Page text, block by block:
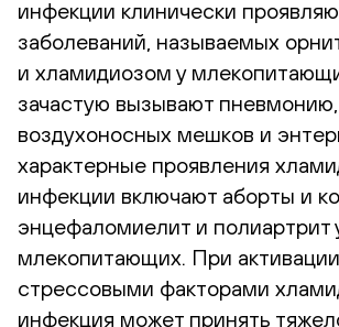
инфекции клинически
заболеваний, называемых
и хламидиозом у
зачастую вызывают
воздухоносных мешков и
характерные проявления
инфекции включают аборты и
энцефаломиелит и полиартрит
млекопитающих. При активации
стрессовыми факторами
инфекция может принять